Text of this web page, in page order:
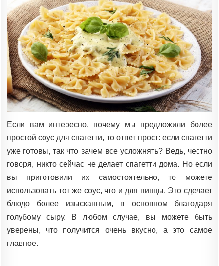
Если вам интересно, почему мы предложили более
простой соус для спагетти, то ответ прост: если спагетти
уже готовы, так что зачем все усложнять? Ведь, честно
говоря, никто сейчас не делает спагетти дома. Но если
вы приготовили их самостоятельно, то можете
использовать тот же соус, что и для пиццы. Это сделает
блюдо более изысканным, в основном благодаря
голубому сыру. В любом случае, вы можете быть
уверены, что получится очень вкусно, а это самое
главное.